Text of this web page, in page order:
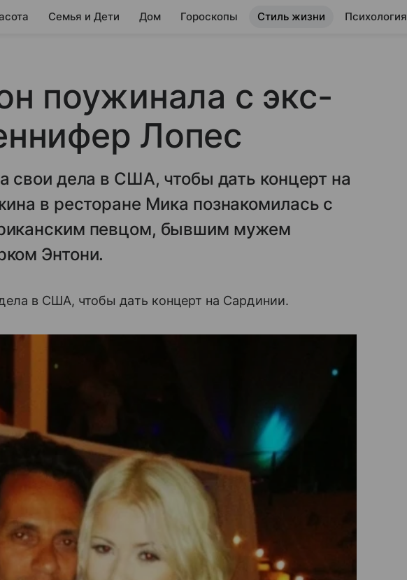
Семья и Дети Дом Гороскопы Стиль жизни Психология
поужинала с экс-
Лопес
свои дела в США, чтобы дать концерт на
в ресторане Мика познакомилась с
певцом, бывшим мужем
Энтони.
в США, чтобы дать концерт на Сардинии.